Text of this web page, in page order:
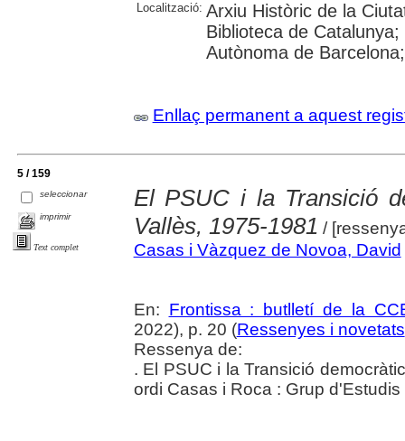
Localització: Arxiu Històric de la
Biblioteca de
Autònoma de
Enllaç permanent a aquest
5 / 159
seleccionar
imprimir
Text complet
El PSUC i la Transició
Vallès, 1975-1981 /
Casas i Vàzquez de Novoa, David
En: Frontissa : butlletí de la
2022), p. 20 (Ressenyes i novetats
Ressenya de:
. El PSUC i la Transició
ordi Casas i Roca : Grup